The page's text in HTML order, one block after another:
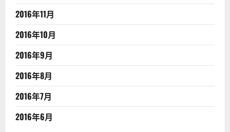
2016年11月
2016年10月
2016年9月
2016年8月
2016年7月
2016年6月